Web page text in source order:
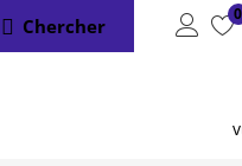
Chercher
0